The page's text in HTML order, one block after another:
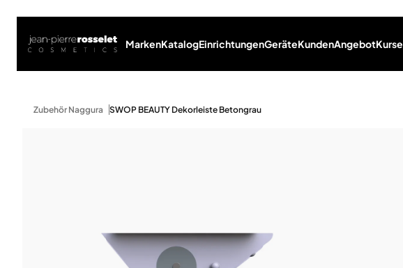
MarkenKatalogEinrichtungenGeräteKundenAngebotKurse
Zubehör Naggura SWOP BEAUTY Dekorleiste Betongrau